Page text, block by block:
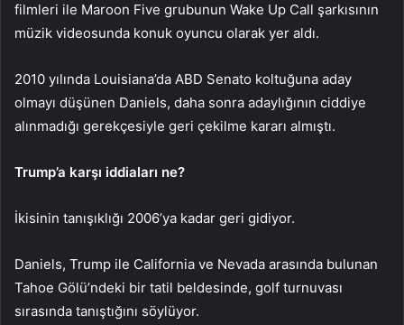
filmleri ile Maroon Five grubunun Wake Up Call şarkısının
müzik videosunda konuk oyuncu olarak yer aldı.
2010 yılında Louisiana’da ABD Senato koltuğuna aday
olmayı düşünen Daniels, daha sonra adaylığının ciddiye
alınmadığı gerekçesiyle geri çekilme kararı almıştı.
Trump’a karşı iddiaları ne?
İkisinin tanışıklığı 2006’ya kadar geri gidiyor.
Daniels, Trump ile California ve Nevada arasında bulunan
Tahoe Gölü’ndeki bir tatil beldesinde, golf turnuvası
sırasında tanıştığını söylüyor.